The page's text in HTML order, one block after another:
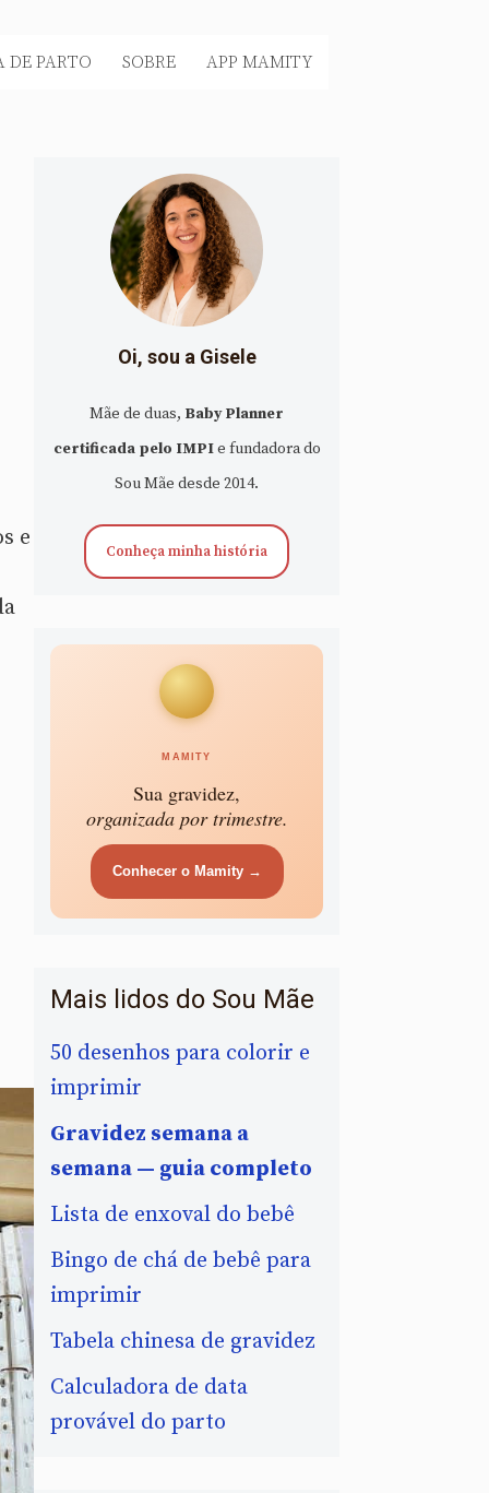
DE PARTO SOBRE APP MAMITY
e
Oi, sou a Gisele
Mãe de duas, Baby Planner
certificada pelo IMPIe fundadora do
Sou Mãe desde 2014.
Conheça minha história
MAMITY
Sua gravidez,
organizada por trimestre.
Conhecer o Mamity →
Mais lidos do Sou Mãe
50 desenhos para colorir e
imprimir
Gravidez semana a
semana — guia completo
Lista de enxoval do bebê
Bingo de chá de bebê para
imprimir
Tabela chinesa de gravidez
Calculadora de data
provável do parto